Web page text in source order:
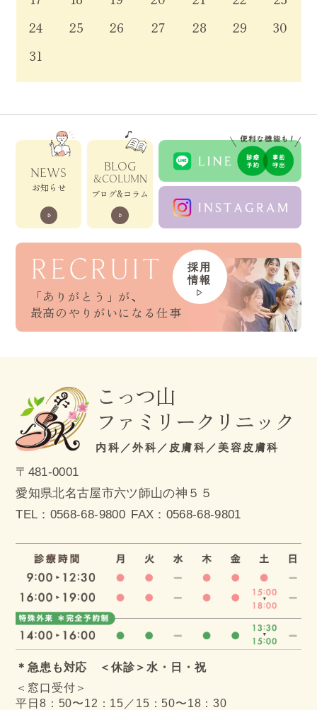
24
25 26 27 28 29
30
31
NEWS
お知らせ
BLOG
&COLUMN
ブログ&コラム
RECRUIT
「ありがとう」が、
最高のやりがいになる仕事
採用
情報
こっつ山
ファミリークリニック
内科／外科／皮膚科／美容皮膚科
〒481-0001
愛知県北名古屋市六ツ師山の神５５
TEL： 0568-68-9800 FAX：0568-68-9801
＊急患も対応 ＜休診＞水・日・祝
＜窓口受付＞
平日8：50〜12：15／15：50〜18：30